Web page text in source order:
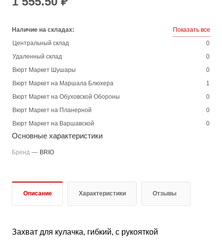
Наличие на складах:
Показать все
Центральный склад
0
Удаленный склад
0
Вюрт Маркет Шушары
0
Вюрт Маркет на Маршала Блюхера
1
Вюрт Маркет на Обуховской Обороны
0
Вюрт Маркет на Планерной
0
Вюрт Маркет на Варшавской
0
Основные характеристики
Бренд — BRIO
Описание Характеристики Отзывы
Захват для кулачка, гибкий, с рукояткой